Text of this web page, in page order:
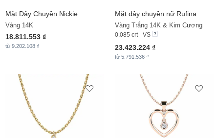
Mặt Dây Chuyền Nickie
Vàng 14K
18.811.553 ₫
từ 9.202.108 ₫
Mặt dây chuyền nữ Rufina
Vàng Trắng 14K & Kim Cương
0.085 crt - VS
23.423.224 ₫
từ 5.791.536 ₫